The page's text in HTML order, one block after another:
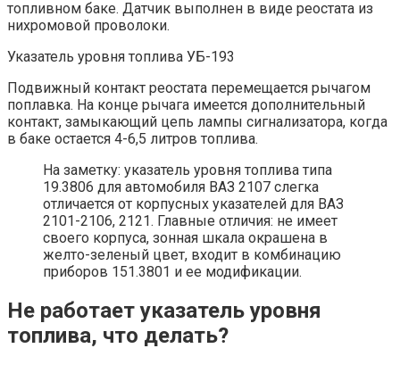
топливном баке. Датчик выполнен в виде реостата из
нихромовой проволоки.
Указатель уровня топлива УБ-193
Подвижный контакт реостата перемещается рычагом
поплавка. На конце рычага имеется дополнительный
контакт, замыкающий цепь лампы сигнализатора, когда
в баке остается 4-6,5 литров топлива.
На заметку: указатель уровня топлива типа
19.3806 для автомобиля ВАЗ 2107 слегка
отличается от корпусных указателей для ВАЗ
2101-2106, 2121. Главные отличия: не имеет
своего корпуса, зонная шкала окрашена в
желто-зеленый цвет, входит в комбинацию
приборов 151.3801 и ее модификации.
Не работает указатель уровня
топлива, что делать?